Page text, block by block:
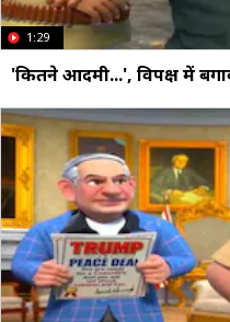
1:29
'कितने आदमी...', विपक्ष में